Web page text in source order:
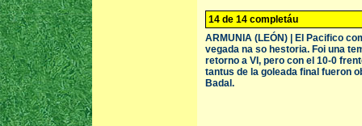
14 de 14 completáu
ARMUNIA (LEÓN) | El Pacifico
vegada na so hestoria. Foi una
retorno a VI, pero con el 10-0
tantus de la goleada final fueron
Badal.